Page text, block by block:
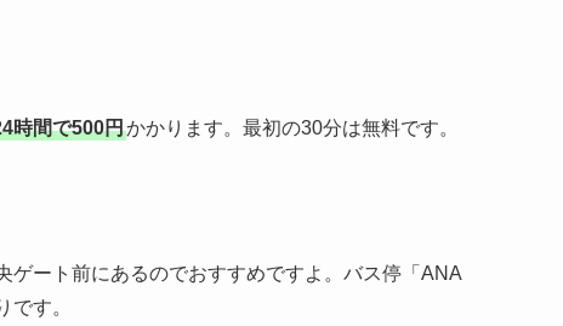
時間で500円かかります。最初の30分は無料です。
ゲート前にあるのでおすすめですよ。バス停「ANA
す。